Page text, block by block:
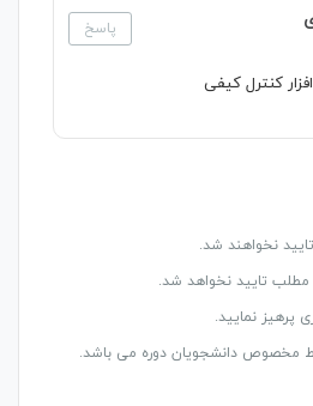
پاسخ
کنترل کیفی
نخواهند شد.
مطلب تایید نخواهد شد.
پرهیز نمایید.
مخصوص دانشجویان دوره می باشد.